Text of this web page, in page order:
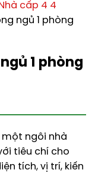
Nhà cấp 4 4
ngủ 1 phòng
1 phòng
một ngôi nhà
tiêu chí cho
tích, vị trí, kiến